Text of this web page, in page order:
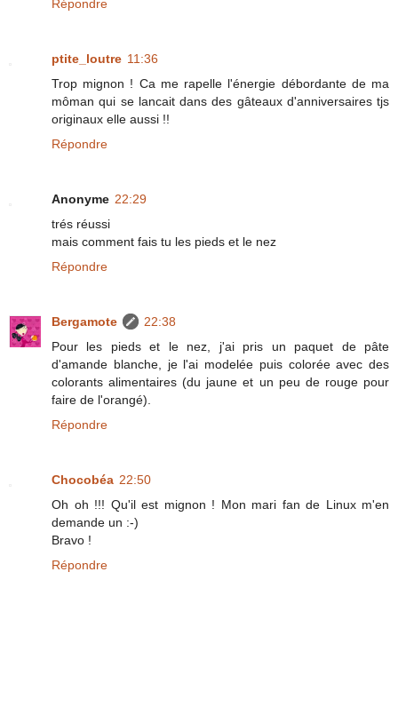
Répondre
ptite_loutre 11:36
Trop mignon ! Ca me rapelle l'énergie débordante de ma
môman qui se lancait dans des gâteaux d'anniversaires tjs
originaux elle aussi !!
Répondre
Anonyme 22:29
trés réussi
mais comment fais tu les pieds et le nez
Répondre
Bergamote
22:38
Pour les pieds et le nez, j'ai pris un paquet de pâte
d'amande blanche, je l'ai modelée puis colorée avec des
colorants alimentaires (du jaune et un peu de rouge pour
faire de l'orangé).
Répondre
Chocobéa 22:50
Oh oh !!! Qu'il est mignon ! Mon mari fan de Linux m'en
demande un :-)
Bravo !
Répondre